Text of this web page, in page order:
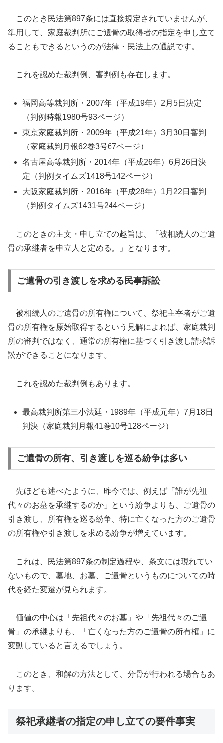
このとき民法第897条には直接規定されていませんが、
準用して、家庭裁判所にご遺骨の取得者の指定を申し立て
ることもできるというのが法律・民法上の通説です。
これを認めた裁判例、審判例も存在します。
福岡高等裁判所・2007年（平成19年）2月5日決定
（判例時報1980号93ページ）
東京家庭裁判所・2009年（平成21年）3月30日審判
（家庭裁判月報62巻3号67ページ）
名古屋高等裁判所・2014年（平成26年）6月26日決
定（判例タイムズ1418号142ページ）
大阪家庭裁判所・2016年（平成28年）1月22日審判
（判例タイムズ1431号244ページ）
このときの主文・申し立ての趣旨は、「被相続人のご遺
骨の承継者を申立人と定める。」となります。
ご遺骨の引き渡しを求める民事訴訟
被相続人のご遺骨の所有権について、祭祀主宰者がご遺
骨の所有権を原始取得するという見解によれば、家庭裁判
所の審判ではなく、通常の所有権に基づく引き渡し請求訴
訟ができることになります。
これを認めた裁判例もあります。
最高裁判所第三小法廷・1989年（平成元年）7月18日
判決（家庭裁判月報41巻10号128ページ）
ご遺骨の所有、引き渡しを巡る紛争は多い
先ほども述べたように、昨今では、例えば「誰が先祖
代々のお墓を承継するのか」という紛争よりも、ご遺骨の
引き渡し、所有権を巡る紛争、特に亡くなった方のご遺骨
の所有権や引き渡しを求める紛争が増えています。
これは、民法第897条の制定過程や、条文には現れてい
ないもので、墓地、お墓、ご遺骨というものについての時
代を経た変遷が見られます。
価値の中心は「先祖代々のお墓」や「先祖代々のご遺
骨」の承継よりも、「亡くなった方のご遺骨の所有権」に
変動していると言えるでしょう。
このとき、和解の方法として、分骨が行われる場合もあ
ります。
祭祀承継者の指定の申し立ての要件事実